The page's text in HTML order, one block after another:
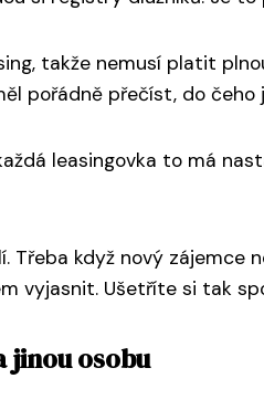
takže nemusí platit
pořádně přečíst, do čeho
leasingovka to má
Třeba když nový
vyjasnit. Ušetříte si tak
jinou osobu